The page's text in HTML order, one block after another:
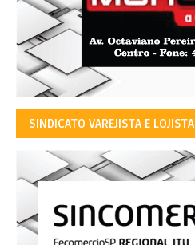
SINDICATO VAREJISTA E LOJISTA